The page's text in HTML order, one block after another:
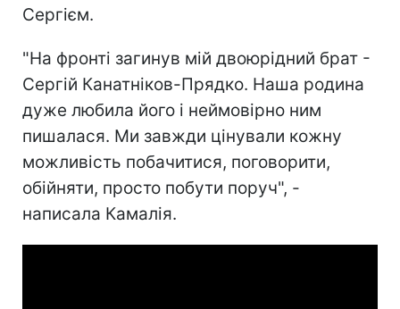
Сергієм.
"На фронті загинув мій двоюрідний брат -
Сергій Канатніков-Прядко. Наша родина
дуже любила його і неймовірно ним
пишалася. Ми завжди цінували кожну
можливість побачитися, поговорити,
обійняти, просто побути поруч", -
написала Камалія.